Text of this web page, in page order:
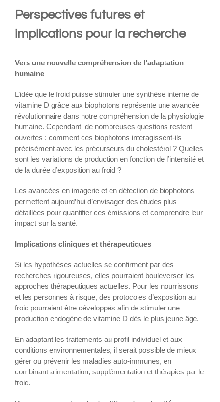
Perspectives futures et
implications pour la recherche
Vers une nouvelle compréhension de l’adaptation
humaine
L’idée que le froid puisse stimuler une synthèse interne de
vitamine D grâce aux biophotons représente une avancée
révolutionnaire dans notre compréhension de la physiologie
humaine. Cependant, de nombreuses questions restent
ouvertes : comment ces biophotons interagissent-ils
précisément avec les précurseurs du cholestérol ? Quelles
sont les variations de production en fonction de l’intensité et
de la durée d’exposition au froid ?
Les avancées en imagerie et en détection de biophotons
permettent aujourd’hui d’envisager des études plus
détaillées pour quantifier ces émissions et comprendre leur
impact sur la santé.
Implications cliniques et thérapeutiques
Si les hypothèses actuelles se confirment par des
recherches rigoureuses, elles pourraient bouleverser les
approches thérapeutiques actuelles. Pour les nourrissons
et les personnes à risque, des protocoles d’exposition au
froid pourraient être développés afin de stimuler une
production endogène de vitamine D dès le plus jeune âge.
En adaptant les traitements au profil individuel et aux
conditions environnementales, il serait possible de mieux
gérer ou prévenir les maladies auto-immunes, en
combinant alimentation, supplémentation et thérapies par le
froid.